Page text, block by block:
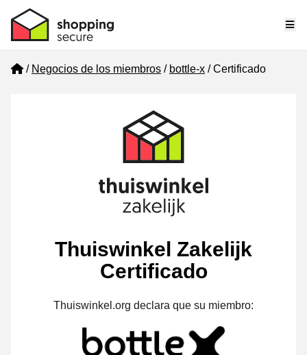
Home
Negocios de los miembros bottle-x Certificado
Thuiswinkel Zakelijk
Certificado
Thuiswinkel.org declara que su miembro: